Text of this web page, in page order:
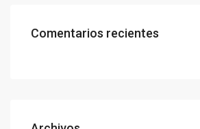
Comentarios recientes